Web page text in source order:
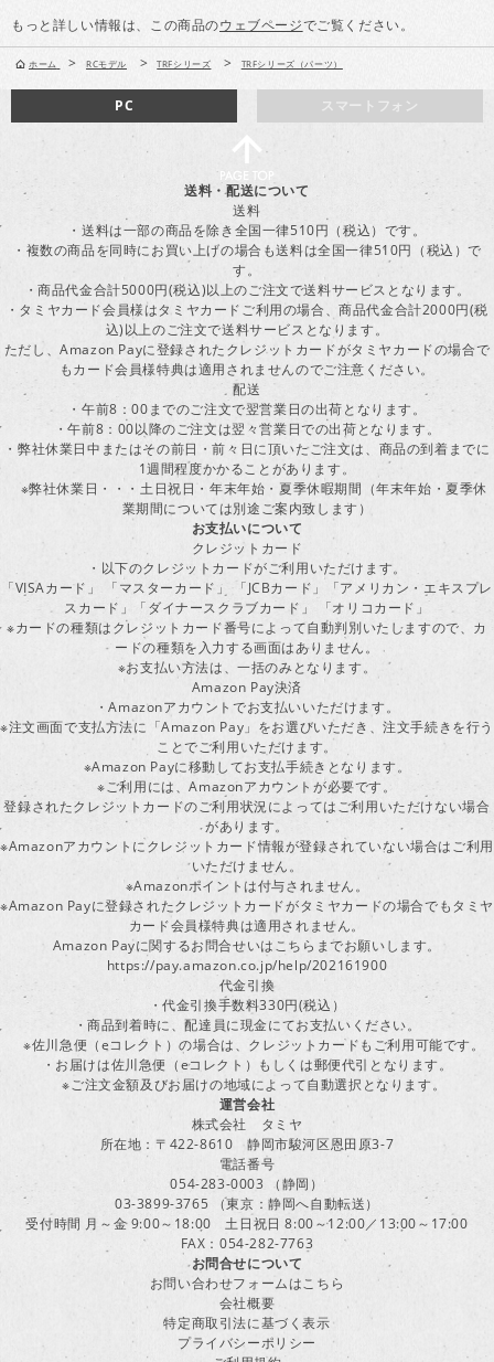
もっと詳しい情報は、この商品のウェブページでご覧ください。
ホーム > RCモデル > TRFシリーズ > TRFシリーズ（パーツ）
スマートフォン
PC
送料・配送について
送料
・送料は一部の商品を除き全国一律510円（税込）です。
・複数の商品を同時にお買い上げの場合も送料は全国一律510円（税込）で
す。
・商品代金合計5000円(税込)以上のご注文で送料サービスとなります。
・タミヤカード会員様はタミヤカードご利用の場合、商品代金合計2000円(税
込)以上のご注文で送料サービスとなります。
ただし、Amazon Payに登録されたクレジットカードがタミヤカードの場合で
もカード会員様特典は適用されませんのでご注意ください。
配送
・午前8：00までのご注文で翌営業日の出荷となります。
・午前8：00以降のご注文は翌々営業日での出荷となります。
・弊社休業日中またはその前日・前々日に頂いたご注文は、商品の到着までに
1週間程度かかることがあります。
※弊社休業日・・・土日祝日・年末年始・夏季休暇期間（年末年始・夏季休
業期間については別途ご案内致します）
お支払いについて
クレジットカード
・以下のクレジットカードがご利用いただけます。
「VISAカード」 「マスターカード」 「JCBカード」「アメリカン・エキスプレ
スカード」「ダイナースクラブカード」 「オリコカード」
※カードの種類はクレジットカード番号によって自動判別いたしますので、カ
ードの種類を入力する画面はありません。
※お支払い方法は、一括のみとなります。
Amazon Pay決済
・Amazonアカウントでお支払いいただけます。
※注文画面で支払方法に「Amazon Pay」をお選びいただき、注文手続きを行う
ことでご利用いただけます。
※Amazon Payに移動してお支払手続きとなります。
※ご利用には、Amazonアカウントが必要です。
登録されたクレジットカードのご利用状況によってはご利用いただけない場合
があります。
※Amazonアカウントにクレジットカード情報が登録されていない場合はご利用
いただけません。
※Amazonポイントは付与されません。
※Amazon Payに登録されたクレジットカードがタミヤカードの場合でもタミヤ
カード会員様特典は適用されません。
Amazon Payに関するお問合せいはこちらまでお願いします。
https://pay.amazon.co.jp/help/202161900
代金引換
・代金引換手数料330円(税込）
・商品到着時に、配達員に現金にてお支払いください。
※佐川急便（eコレクト）の場合は、クレジットカードもご利用可能です。
・お届けは佐川急便（eコレクト）もしくは郵便代引となります。
※ご注文金額及びお届けの地域によって自動選択となります。
運営会社
株式会社 タミヤ
所在地：〒422-8610 静岡市駿河区恩田原3-7
電話番号
054-283-0003 （静岡）
03-3899-3765 （東京：静岡へ自動転送）
受付時間 月～金 9:00～18:00 土日祝日 8:00～12:00／13:00～17:00
FAX：054-282-7763
お問合せについて
お問い合わせフォームはこちら
会社概要
特定商取引法に基づく表示
プライバシーポリシー